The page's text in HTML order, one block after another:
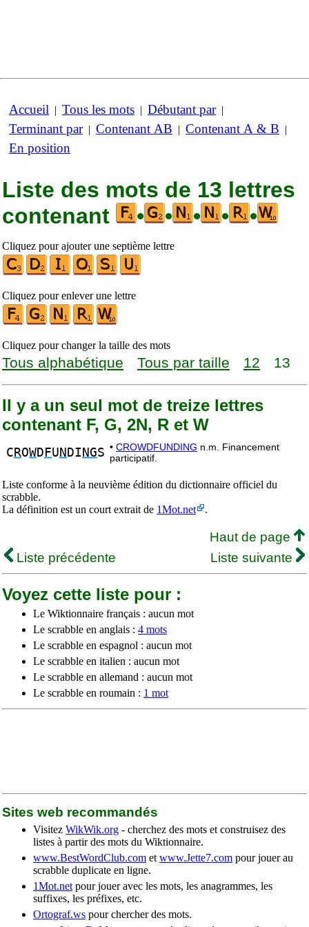
Accueil | Tous les mots | Débutant par|
Terminant par| Contenant AB | Contenant A & B |
En position
Liste des mots de 13 lettres
contenant
• • • • •
Cliquez pour ajouter une septième lettre
Cliquez pour enlever une lettre
Cliquez pour changer la taille des mots
Tous alphabétique Tous par taille 12 13
Il y a un seul mot de treize lettres
contenant F, G, 2N, R et W
C ROWD FU N DI NGS • CROWDFUNDING n.m. Financement
participatif.
Liste conforme à la neuvième édition du dictionnaire officiel du
scrabble.
La définition est un court extrait de 1Mot.net .
Haut de page
Liste précédente
Liste suivante
Voyez cette liste pour :
Le Wiktionnaire français : aucun mot
Le scrabble en anglais : 4 mots
Le scrabble en espagnol : aucun mot
Le scrabble en italien : aucun mot
Le scrabble en allemand : aucun mot
Le scrabble en roumain : 1 mot
Sites web recommandés
Visitez WikWik.org - cherchez des mots et construisez des
listes à partir des mots du Wiktionnaire.
www.BestWordClub.com et www.Jette7.com pour jouer au
scrabble duplicate en ligne.
1Mot.net pour jouer avec les mots, les anagrammes, les
suffixes, les préfixes, etc.
Ortograf.ws pour chercher des mots.